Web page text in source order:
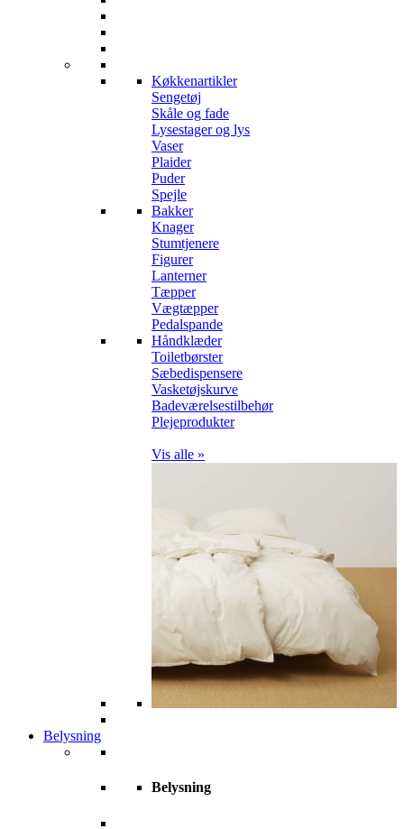
Køkkenartikler
Sengetøj
Skåle og fade
Lysestager og lys
Vaser
Plaider
Puder
Spejle
Bakker
Knager
Stumtjenere
Figurer
Lanterner
Tæpper
Vægtæpper
Pedalspande
Håndklæder
Toiletbørster
Sæbedispensere
Vasketøjskurve
Badeværelsestilbehør
Plejeprodukter
Vis alle »
Belysning
Belysning